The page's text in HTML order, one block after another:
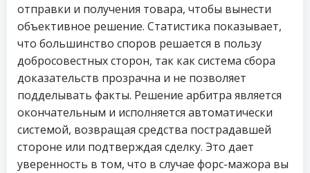
отправки и получения товара, чтобы вынести
объективное решение. Статистика показывает,
что большинство споров решается в пользу
добросовестных сторон, так как система сбора
доказательств прозрачна и не позволяет
подделывать факты. Решение арбитра является
окончательным и исполняется автоматически
системой, возвращая средства пострадавшей
стороне или подтверждая сделку. Это дает
уверенность в том, что в случае форс-мажора вы